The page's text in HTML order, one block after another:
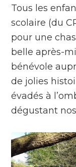
Tous les
scolaire (du
pour une
belle après-
bénévole
de jolies
évadés à
dégustant